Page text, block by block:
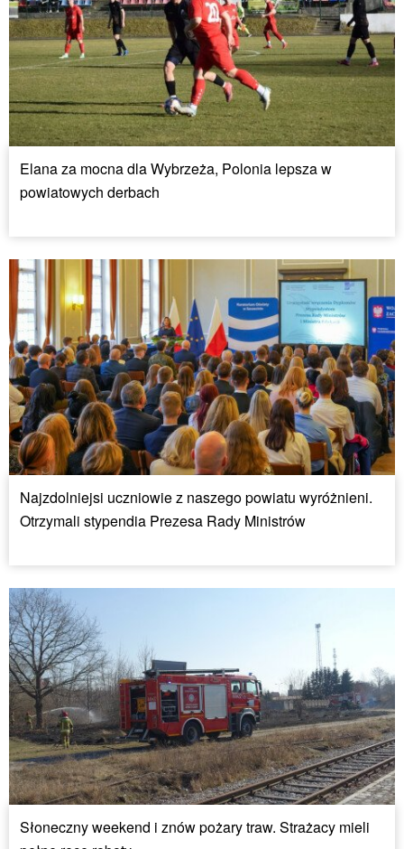
Elana za mocna dla Wybrzeża, Polonia lepsza w
powiatowych derbach
Najzdolniejsi uczniowie z naszego powiatu wyróżnieni.
Otrzymali stypendia Prezesa Rady Ministrów
Słoneczny weekend i znów pożary traw. Strażacy mieli